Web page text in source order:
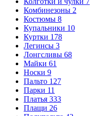
Комбинезоны 2
Костюмы 8
Купальники 10
Куртки 178
Легинсы 3
Лонгсливы 68
Майки 61
Носки 9
Пальто 127
Парки 11
Платья 333
Плащи 26